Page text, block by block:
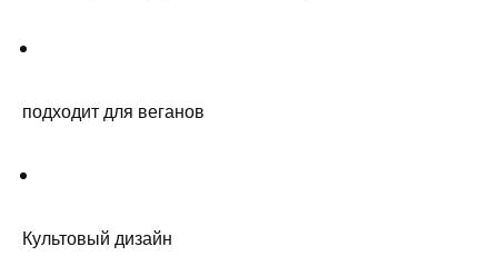
подходит для веганов
Культовый дизайн